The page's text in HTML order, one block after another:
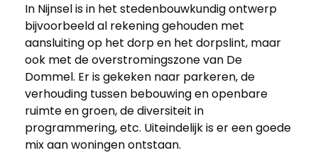
In Nijnsel is in het stedenbouwkundig ontwerp
bijvoorbeeld al rekening gehouden met
aansluiting op het dorp en het dorpslint, maar
ook met de overstromingszone van De
Dommel. Er is gekeken naar parkeren, de
verhouding tussen bebouwing en openbare
ruimte en groen, de diversiteit in
programmering, etc. Uiteindelijk is er een goede
mix aan woningen ontstaan.